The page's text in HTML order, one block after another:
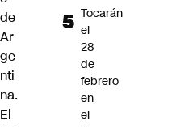
de
Ar
ge
nti
na.
El
Tocarán
el
28
de
febrero
en
el